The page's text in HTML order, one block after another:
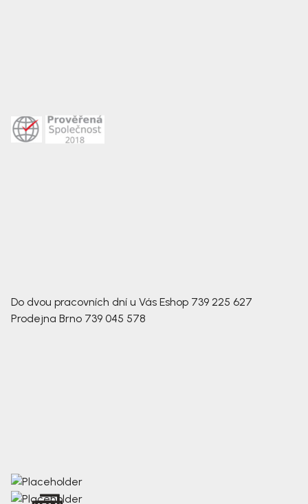
Do dvou pracovních dní u Vás Eshop 739 225 627
Prodejna Brno 739 045 578